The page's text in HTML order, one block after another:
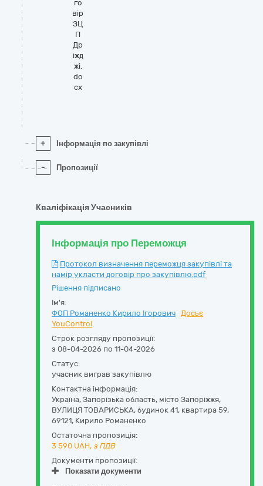
го
вір
ЗЦ
П
Др
іжд
жі.
do
cx
+ Інформація по закупівлі
- Пропозиції
Кваліфікація Учасників
Інформація про Переможця
Протокол визначення переможця закупівлі та
намір укласти договір про закупівлю.pdf
Рішення підписано
Ім'я:
ФОП Романенко Кирило Ігорович Досьє
YouControl
Строк розгляду пропозиції:
з 08-04-2026 по 11-04-2026
Статус:
учасник виграв закупівлю
Контактна інформація:
Україна, Запорізька область, місто Запоріжжя,
ВУЛИЦЯ ТОВАРИСЬКА, будинок 41, квартира 59,
69121, Кирило Романенко
Остаточна пропозиція:
3 590 UAH, з ПДВ
Документи пропозиції:
Показати документи